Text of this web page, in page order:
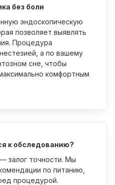
без боли
эндоскопическую
позволяет выявлять
Процедура
а по вашему
сне, чтобы
комфортным
к обследованию?
залог точности. Мы
по питанию,
процедурой.